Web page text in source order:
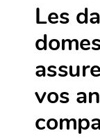
Les
vos